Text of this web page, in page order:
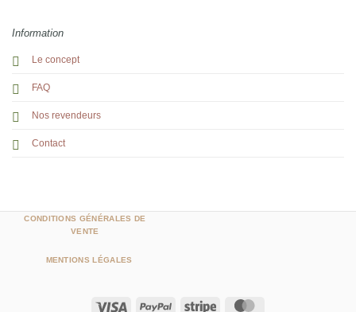
Information
Le concept
FAQ
Nos revendeurs
Contact
Visa PayPal Stripe
CONDITIONS GÉNÉRALES DE
VENTE
MENTIONS LÉGALES